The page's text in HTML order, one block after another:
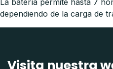
dependiendo de la carga de
Visita nuestra